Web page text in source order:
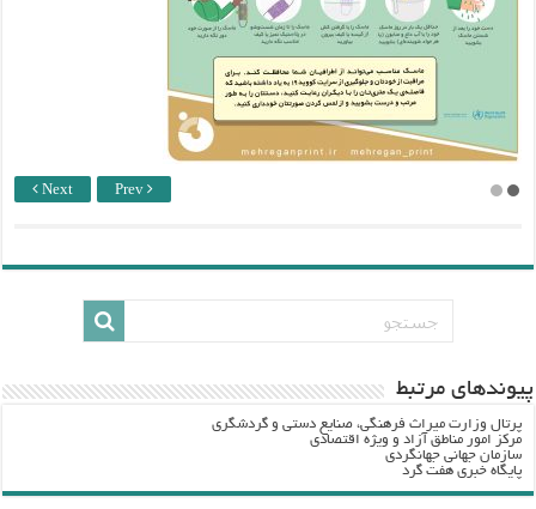
Next Prev
پيوندهاي مرتبط
پرتال وزارت ميراث فرهنگي، صنایع دستی و گردشگري
مرکز امور مناطق آزاد و ویژه اقتصادی
سازمان جهانی جهانگردی
پایگاه خبری هفت گرد